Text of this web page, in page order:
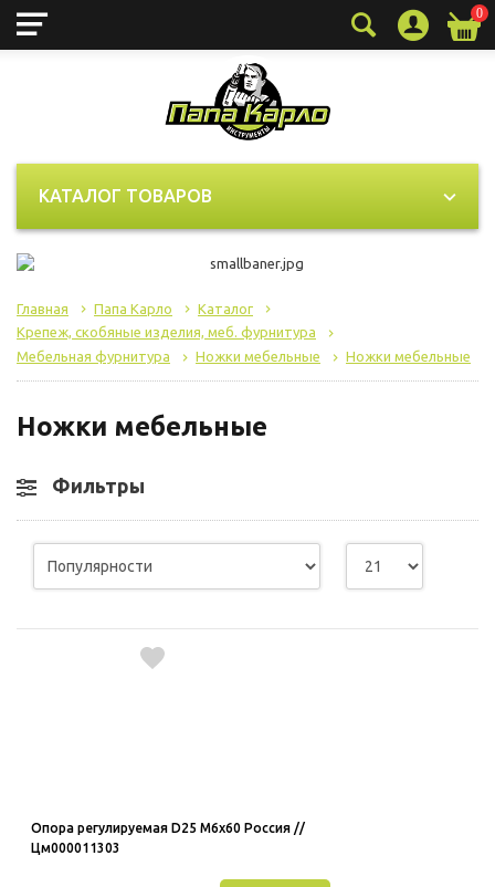
0
КАТАЛОГ ТОВАРОВ
Главная Папа Карло
Каталог
Крепеж, скобяные изделия, меб. фурнитура
Мебельная фурнитура
Ножки мебельные Ножки мебельные
Ножки мебельные
Фильтры
Опора регулируемая D25 M6x60 Россия //
Цм000011303